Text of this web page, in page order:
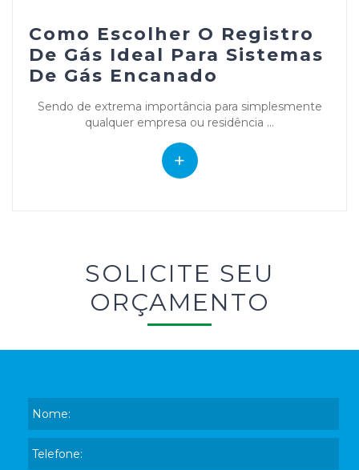
Como Escolher O Registro
De Gás Ideal Para Sistemas
De Gás Encanado
Sendo de extrema importância para simplesmente
qualquer empresa ou residência ...
+
SOLICITE SEU
ORÇAMENTO